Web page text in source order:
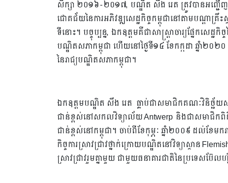
សិក្សា ២០១៦ -២០១៧, បណ្ឌិត សឹង រេត ត្រូវបានអញ្ជើញឱ្
ជោគជ័យនៃការអភិវឌ្ឍសេដ្ឋកិច្ចកម្ពុជានៅតាមបណ្តាគ្រឹះស្
ទីនោះ។ បច្ចុប្បន្ន, ឯកឧត្តមគឺជាសាស្រ្តាចារ្យផ្នែកសេដ្ឋកិ
បណ្ឌិតសភាកម្ពុជា​ ហើយនៅថ្ងៃ​ទី១៤ ខែកក្កដា ឆ្នាំ២០២
នៃរាជ្យបណ្ឌិតសភាកម្ពុជា។
ឯកឧត្តមបណ្ឌិត សឹង រេត ធ្លាប់ជាសមាជិកគណៈវិនិច្ឆ័យសម្
ជាន់ខ្ពស់នៅសកលវិទ្យាល័យ Antwerp និងជាសមាជិកពិនិត្
ជាន់ខ្ពស់នៅកម្ពុជា។​ ចាប់ពីខែកុម្ភៈ ឆ្នាំ២០០៩ ដល់ខែមក
កិច្ចការស្រាវជ្រាវថ្នាក់ក្រោយបណ្ឌិតនៅវិទ្យាស្ថាន
ស្រាវជ្រាវរួមគ្នាមួយ ជាមួយធនាគារជាតិនៃប្រទេសប៊ែ